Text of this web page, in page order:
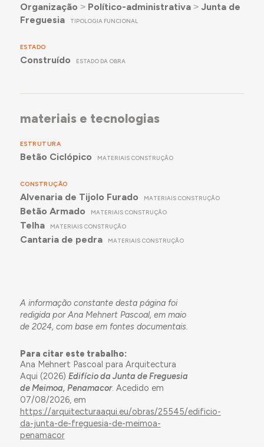
Organização ˃ Político-administrativa˃ Junta de
Freguesia
TIPOLOGIA FUNCIONAL
ESTADO
Construído ESTADO DA OBRA
materiais e tecnologias
ESTRUTURA
Betão Ciclópico MATERIAIS CONSTRUÇÃO
CONSTRUÇÃO
Alvenaria de Tijolo Furado MATERIAIS CONSTRUÇÃO
Betão Armado MATERIAIS CONSTRUÇÃO
Telha MATERIAIS CONSTRUÇÃO
Cantaria de pedra MATERIAIS CONSTRUÇÃO
A informação constante desta página foi
redigida por Ana Mehnert Pascoal, em maio
de 2024, com base em fontes documentais.
Para citar este trabalho:
Ana Mehnert Pascoal para Arquitectura
Aqui (2026) Edifício da Junta de Freguesia
de Meimoa, Penamacor. Acedido em
07/08/2026, em
https://arquitecturaaqui.eu/obras/25545/edificio-
da-junta-de-freguesia-de-meimoa-
penamacor